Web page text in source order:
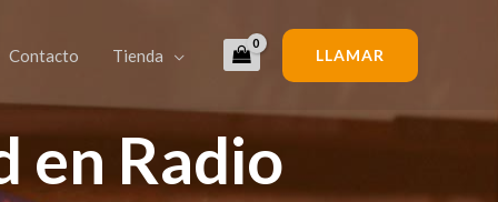
Contacto Tienda LLAMAR
en Radio